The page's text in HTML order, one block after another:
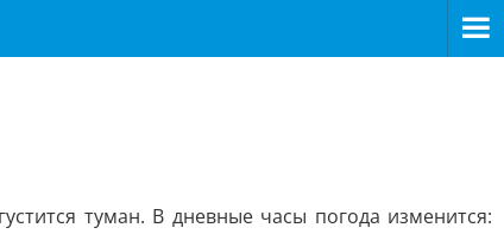
туман. В дневные часы погода изменится: